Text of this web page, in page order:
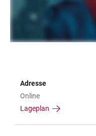
Adresse
Online
Lageplan